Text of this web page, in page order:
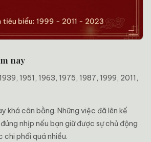
nay
1939, 1951, 1963, 1975, 1987, 1999, 2011,
khá cân bằng. Những việc đã lên kế
nhịp nếu bạn giữ được sự chủ động
chi phối quá nhiều.